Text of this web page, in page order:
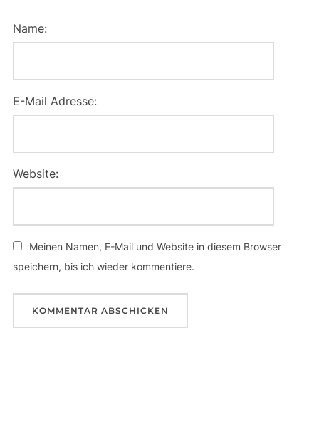
Name:
E-Mail Adresse:
Website:
Meinen Namen, E-Mail und Website in diesem Browser
speichern, bis ich wieder kommentiere.